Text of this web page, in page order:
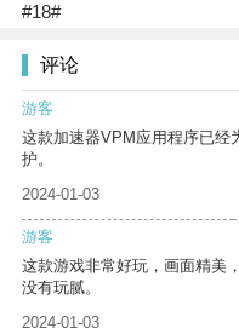
#18#
评论
游客
这款加速器VPM应用程序已经
护。
2024-01-03
游客
这款游戏非常好玩，画面精美
没有玩腻。
2024-01-03